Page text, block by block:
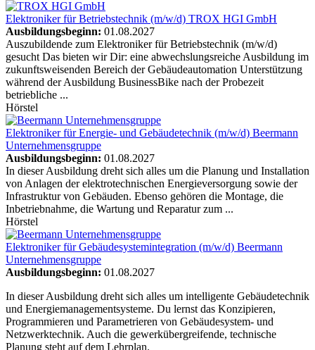
Elektroniker für Betriebstechnik (m/w/d) TROX HGI GmbH
Ausbildungsbeginn: 01.08.2027
Auszubildende zum Elektroniker für Betriebstechnik (m/w/d)
gesucht Das bieten wir Dir: eine abwechslungsreiche Ausbildung im
zukunftsweisenden Bereich der Gebäudeautomation Unterstützung
während der Ausbildung BusinessBike nach der Probezeit
betriebliche ...
Hörstel
Elektroniker für Energie- und Gebäudetechnik (m/w/d) Beermann
Unternehmensgruppe
Ausbildungsbeginn: 01.08.2027
In dieser Ausbildung dreht sich alles um die Planung und Installation
von Anlagen der elektrotechnischen Energieversorgung sowie der
Infrastruktur von Gebäuden. Ebenso gehören die Montage, die
Inbetriebnahme, die Wartung und Reparatur zum ...
Hörstel
Elektroniker für Gebäudesystemintegration (m/w/d) Beermann
Unternehmensgruppe
Ausbildungsbeginn: 01.08.2027
In dieser Ausbildung dreht sich alles um intelligente Gebäudetechnik
und Energiemanagementsysteme. Du lernst das Konzipieren,
Programmieren und Parametrieren von Gebäudesystem- und
Netzwerktechnik. Auch die gewerkübergreifende, technische
Planung steht auf dem Lehrplan.